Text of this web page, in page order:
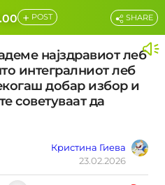
+ POST
најздравиот леб
интегралниот леб
добар избор и
советуваат да
Кристина Гиева
23.02.2026
SHARE